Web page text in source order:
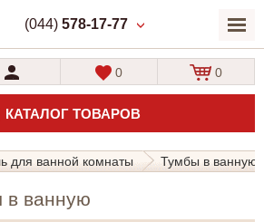
(044) 578-17-77
КАТАЛОГ ТОВАРОВ
0 0
для ванной комнаты Тумбы в ванную
в ванную